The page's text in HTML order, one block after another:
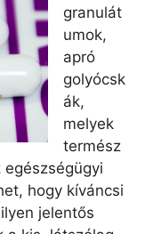
granulát
umok,
apró
golyócsk
ák,
melyek
termész
hogy kíváncsi
jelentős